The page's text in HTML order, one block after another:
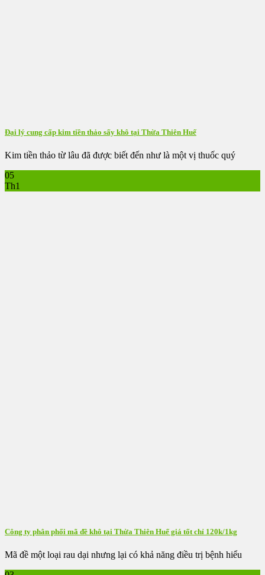
Đại lý cung cấp kim tiền thảo sấy khô tại Thừa Thiên Huế
Kim tiền thảo từ lâu đã được biết đến như là một vị thuốc quý
05
Th1
Công ty phân phối mã đề khô tại Thừa Thiên Huế giá tốt chỉ 120k/1kg
Mã đề một loại rau dại nhưng lại có khả năng điều trị bệnh hiểu